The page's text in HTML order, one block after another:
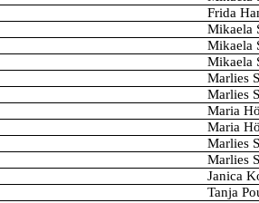
Frida
Mikaela
Mikaela
Mikaela
Marlies
Marlies
Maria
Maria
Marlies
Marlies
Janica
Tanja